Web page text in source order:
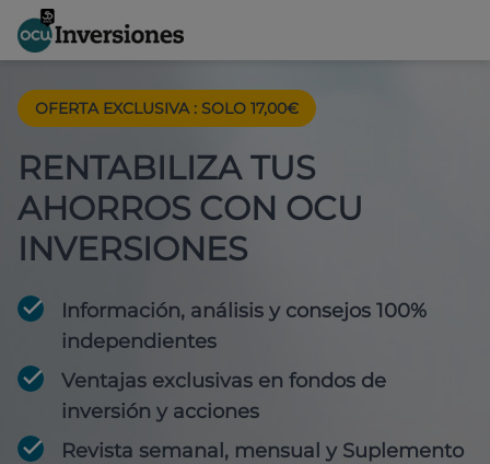
OFERTA EXCLUSIVA : SOLO 17,00€
RENTABILIZA TUS
AHORROS CON OCU
INVERSIONES
Información, análisis y consejos 100%
independientes
Ventajas exclusivas en fondos de
inversión y acciones
Revista semanal, mensual y Suplemento